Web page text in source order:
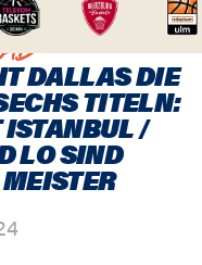
SECHS TITELN:
UND LO S
DALLAS DIE
TITELN:
/ V
SIND I